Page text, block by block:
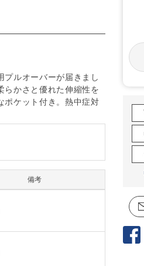
プルオーバーが届きまし
らかさと優れた伸縮性を
ポケット付き。熱中症対
備考